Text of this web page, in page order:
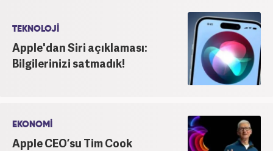
TEKNOLOJİ
Apple'dan Siri açıklaması:
Bilgilerinizi satmadık!
EKONOMİ
Apple CEO’su Tim Cook